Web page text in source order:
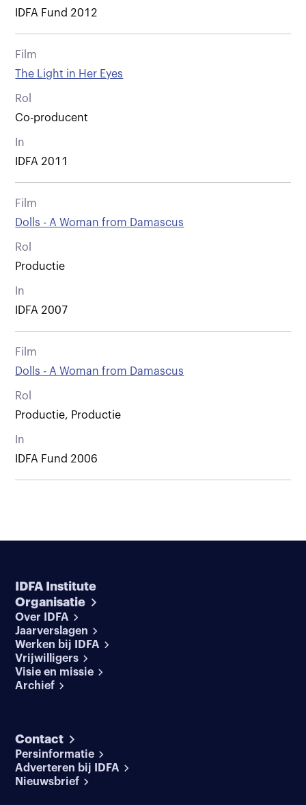
IDFA Fund 2012
Film
The Light in Her Eyes
Rol
Co-producent
In
IDFA 2011
Film
Dolls - A Woman from Damascus
Rol
Productie
In
IDFA 2007
Film
Dolls - A Woman from Damascus
Rol
Productie, Productie
In
IDFA Fund 2006
IDFA Institute
Organisatie
Over IDFA
Jaarverslagen
Werken bij IDFA
Vrijwilligers
Visie en missie
Archief
Contact
Persinformatie
Adverteren bij IDFA
Nieuwsbrief